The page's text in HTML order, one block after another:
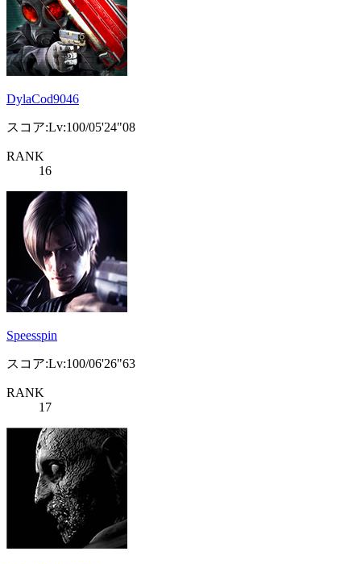
DylaCod9046
スコア:Lv:100/05'24"08
RANK
16
Speesspin
スコア:Lv:100/06'26"63
RANK
17